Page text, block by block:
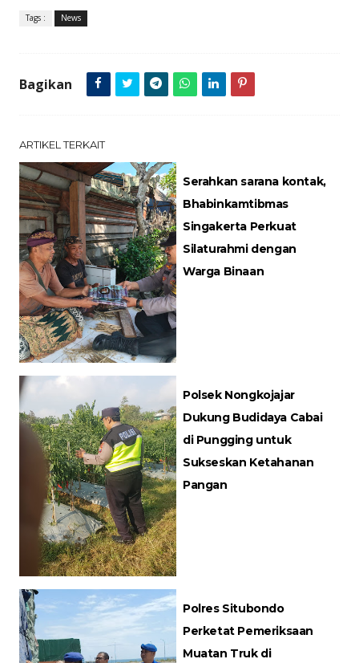
Tags : News
Bagikan
ARTIKEL TERKAIT
Serahkan sarana kontak,
Bhabinkamtibmas
Singakerta Perkuat
Silaturahmi dengan
Warga Binaan
Polsek Nongkojajar
Dukung Budidaya Cabai
di Pungging untuk
Sukseskan Ketahanan
Pangan
Polres Situbondo
Perketat Pemeriksaan
Muatan Truk di